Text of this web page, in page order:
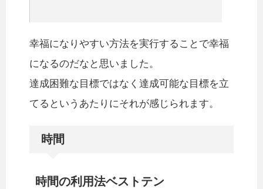
幸福になりやすい方法を実行することで幸福
になるのだなと思いました。
達成困難な目標ではなく達成可能な目標を立
てるというあたりにそれが感じられます。
時間
時間の利用法ベストテン